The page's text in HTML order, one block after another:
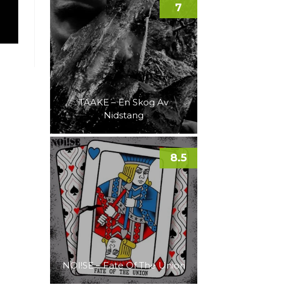
TAAKE – En Skog Av
Nidstang
7
NOI!SE – Fate Of The Union
8.5